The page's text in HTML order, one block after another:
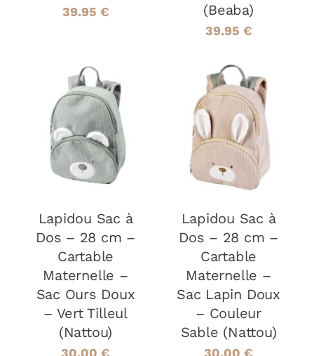
39.95 €
(Beaba)
39.95 €
AJOUTER AU
PANIER
DÉTAILS
Lapidou Sac à
Dos – 28 cm –
Cartable
Maternelle –
Sac Ours Doux
– Vert Tilleul
(Nattou)
30.00 €
AJOUTER AU
PANIER
/
DÉTAILS
Lapidou Sac à
Dos – 28 cm –
Cartable
Maternelle –
Sac Lapin Doux
– Couleur
Sable (Nattou)
30.00 €